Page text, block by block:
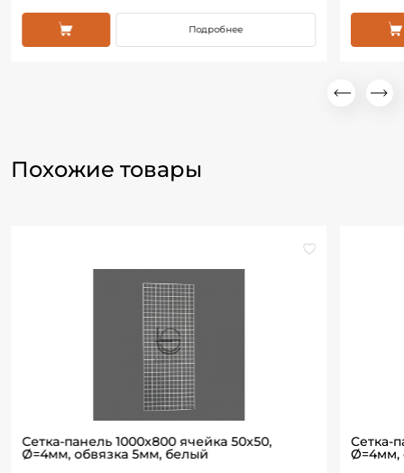
Подробнее
Похожие товары
Сетка-панель 1000х800 ячейка 50х50,
Ø=4мм, обвязка 5мм, белый
Сетка-
Ø=4мм,